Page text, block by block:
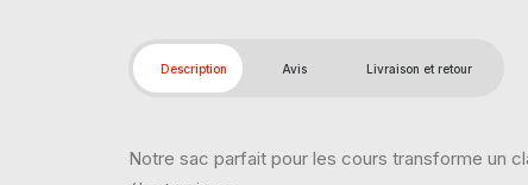
Description Avis Livraison et retour
Notre sac parfait pour les cours transforme un